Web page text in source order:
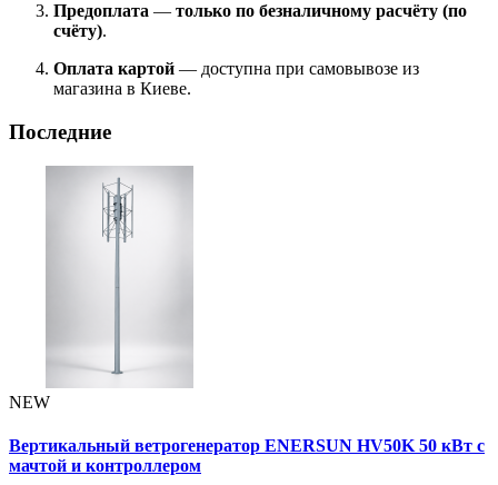
Предоплата — только по безналичному расчёту (по
счёту).
Оплата картой — доступна при самовывозе из
магазина в Киеве.
Последние
NEW
Вертикальный ветрогенератор ENERSUN HV50K 50 кВт с
мачтой и контроллером